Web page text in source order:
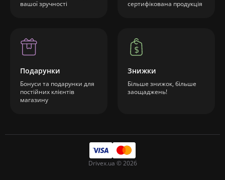
вашої зручності
сертифікована продукція
Подарунки
Бонуси та подарунки для
постійних клієнтів
магазину
Знижки
Більше знижок, більше
заощаджень!
Drivex.ua © 2026